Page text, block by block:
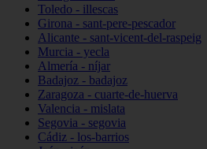
Toledo - illescas
Girona - sant-pere-pescador
Alicante - sant-vicent-del-raspeig
Murcia - yecla
Almería - níjar
Badajoz - badajoz
Zaragoza - cuarte-de-huerva
Valencia - mislata
Segovia - segovia
Cádiz - los-barrios